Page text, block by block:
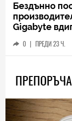
Бездънно
Gigabyte
0 | ПРЕДИ 23 Ч.